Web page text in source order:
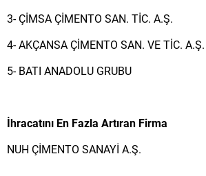
3- ÇİMSA ÇİMENTO SAN. TİC. A.Ş.
4- AKÇANSA ÇİMENTO SAN. VE TİC. A.Ş.
5- BATI ANADOLU GRUBU
İhracatını En Fazla Artıran Firma
NUH ÇİMENTO SANAYİ A.Ş.